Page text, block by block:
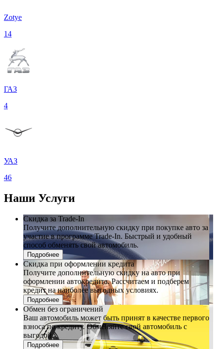
Zotye
14
ГАЗ
4
УАЗ
46
Наши Услуги
Скидка за Trade-In
Получите дополнительную скидку при покупке авто за
участие в программе Trade-In. Быстрый и удобный
способ обменять свой автомобиль.
Подробнее
Скидка при оформлении кредита
Получите дополнительную скидку на авто при
оформлении автокредита. Рассчитаем и подберем
кредит на наиболее выгодных условиях.
Подробнее
Обмен без ограничений
Ваш автомобиль может быть принят в качестве первого
взноса по кредиту. Обменяйте свой автомобиль с
выгодой.
Подробнее